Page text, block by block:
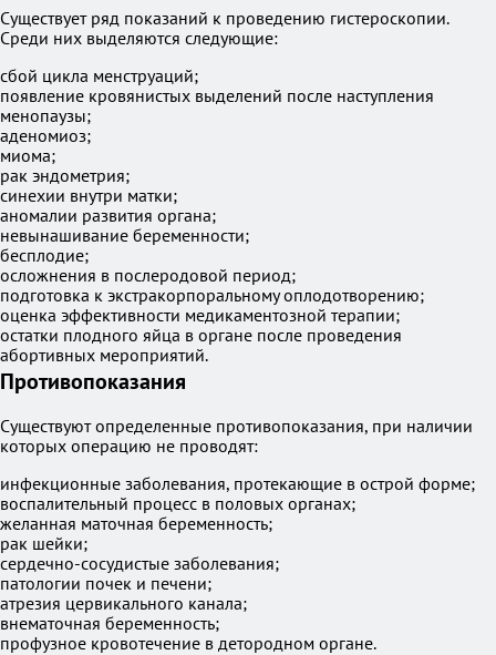
Существует ряд показаний к проведению гистероскопии.
Среди них выделяются следующие:
сбой цикла менструаций;
появление кровянистых выделений после наступления
менопаузы;
аденомиоз;
миома;
рак эндометрия;
синехии внутри матки;
аномалии развития органа;
невынашивание беременности;
бесплодие;
осложнения в послеродовой период;
подготовка к экстракорпоральному оплодотворению;
оценка эффективности медикаментозной терапии;
остатки плодного яйца в органе после проведения
абортивных мероприятий.
Противопоказания
Существуют определенные противопоказания, при наличии
которых операцию не проводят:
инфекционные заболевания, протекающие в острой форме;
воспалительный процесс в половых органах;
желанная маточная беременность;
рак шейки;
сердечно-сосудистые заболевания;
патологии почек и печени;
атрезия цервикального канала;
внематочная беременность;
профузное кровотечение в детородном органе.